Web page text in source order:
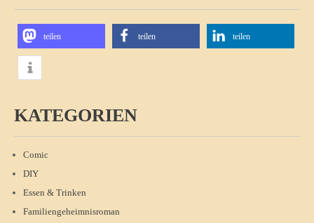
teilen teilen teilen
KATEGORIEN
Comic
DIY
Essen & Trinken
Familiengeheimnisroman